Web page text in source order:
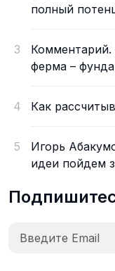
полный
3
ферма –
4 Как
5
Игорь
идеи пойдем